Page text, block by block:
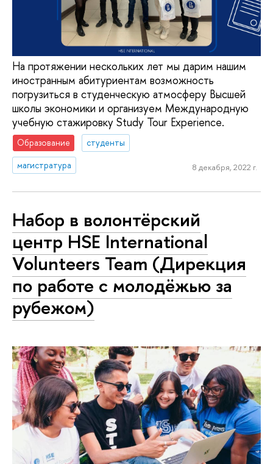
На протяжении нескольких лет мы дарим нашим
иностранным абитуриентам возможность
погрузиться в студенческую атмосферу Высшей
школы экономики и организуем Международную
учебную стажировку Study Tour Experience.
Образование
студенты
магистратура
8 декабря, 2022 г.
Набор в волонтёрский
центр HSE International
Volunteers Team (Дирекция
по работе с молодёжью за
рубежом)